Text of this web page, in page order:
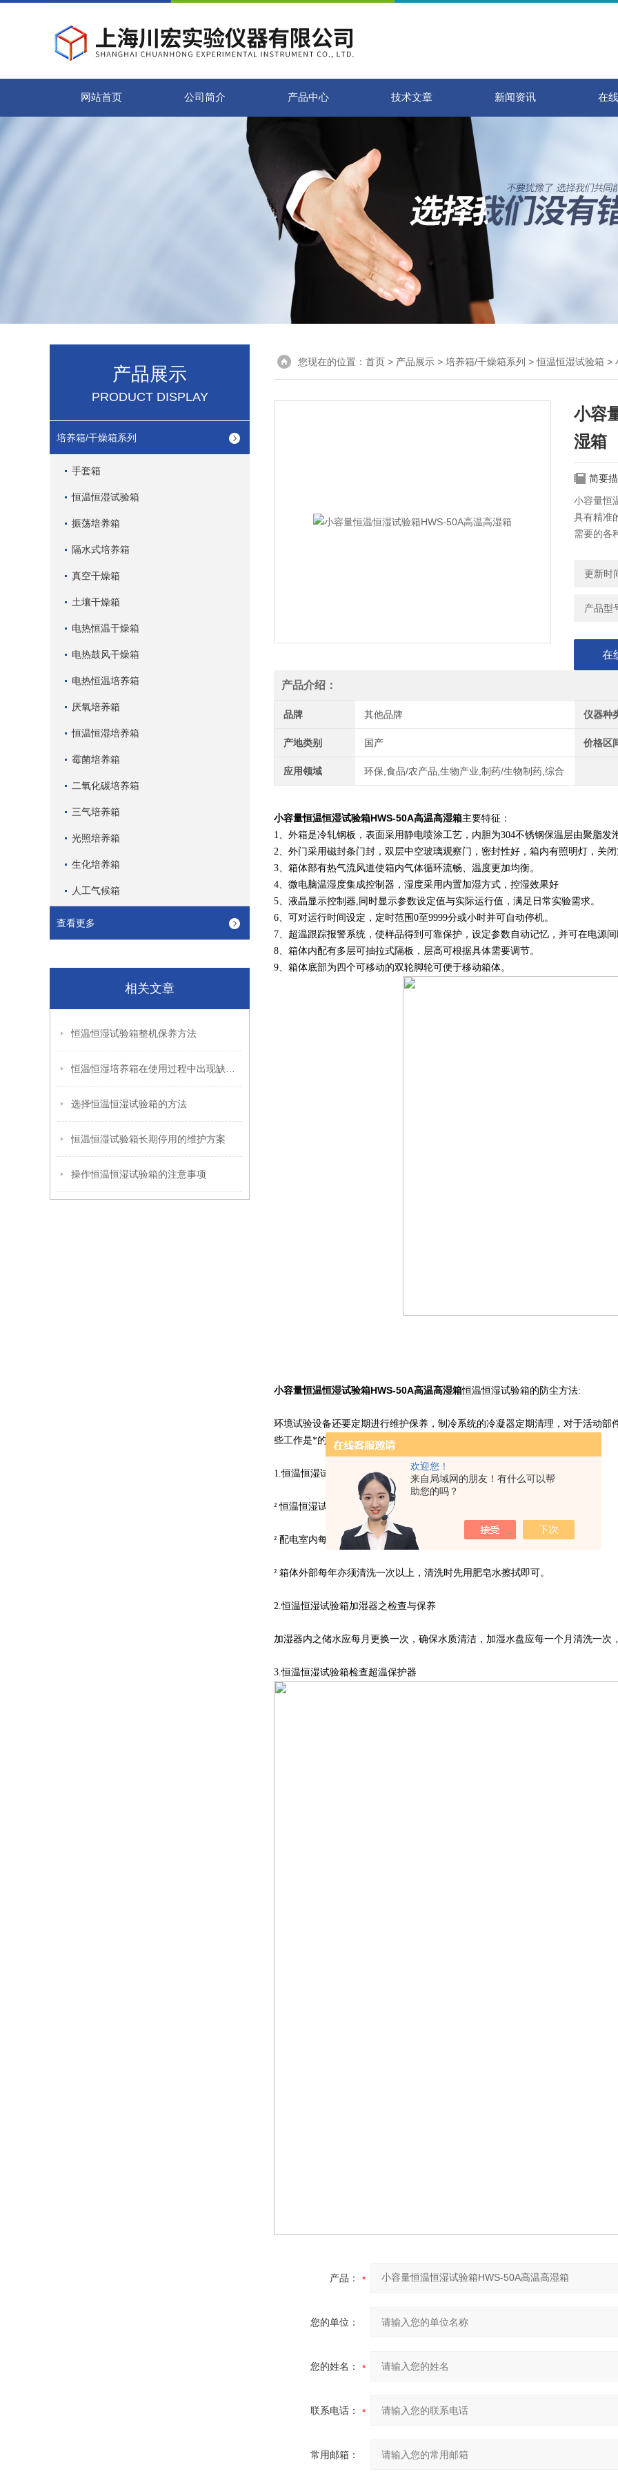
欢迎您！
来自局域网的朋友！有什么可以帮
助您的吗？
网站首页 公司简介 产品中心 技术文章 新闻资讯 在
您现在的位置： 首页 > 产品展示 > 培养箱/干燥箱系列 >恒温恒湿试验箱 >
小容
湿箱
简要描
小容量恒
具有精准
需要的各
物栽培的
更新时
产品型
在
产品介绍：
品牌 其他品牌 仪器种
产地类别 国产 价格区
应用领域 环保,食品/农产品,生物产业,制药/生物制药,综合
小容量恒温恒湿试验箱HWS-50A高温高湿箱主要特征：
1、外箱是冷轧钢板，表面采用静电喷涂工艺，内胆为304不锈钢保温层由聚脂发
2、外门采用磁封条门封，双层中空玻璃观察门，密封性好，箱内有照明灯，关
3、箱体部有热气流风道使箱内气体循环流畅、温度更加均衡。
4、微电脑温湿度集成控制器，湿度采用内置加湿方式，控湿效果好
5、液晶显示控制器,同时显示参数设定值与实际运行值，满足日常实验需求。
6、可对运行时间设定，定时范围0至9999分或小时并可自动停机。
7、超温跟踪报警系统，使样品得到可靠保护，设定参数自动记忆，并可在电源间
8、箱体内配有多层可抽拉式隔板，层高可根据具体需要调节。
9、箱体底部为四个可移动的双轮脚轮可便于移动箱体。
小容量恒温恒湿试验箱HWS-50A高温高湿箱恒温恒湿试验箱的防尘方法:
环境试验设备还要定期进行维护保养，制冷系统的冷凝器定期清理，对于活动
些工作是*的。
1.恒温恒湿试验箱箱体内外部的清洁与保养
² 恒温恒湿试验箱在操作前应先将内部杂质清除。
² 配电室内每年至少清洁一次以上，清洁时可利用吸尘器将室内灰尘吸除即可。
² 箱体外部每年亦须清洗一次以上，清洗时先用肥皂水擦拭即可。
2.恒温恒湿试验箱加湿器之检查与保养
加湿器内之储水应每月更换一次，确保水质清洁，加湿水盘应每一个月清洗一次
3.恒温恒湿试验箱检查超温保护器
产品：
您的单位：
您的姓名：
联系电话：
常用邮箱：
产品展示
PRODUCT DISPLAY
培养箱/干燥箱系列
手套箱
恒温恒湿试验箱
振荡培养箱
隔水式培养箱
真空干燥箱
土壤干燥箱
电热恒温干燥箱
电热鼓风干燥箱
电热恒温培养箱
厌氧培养箱
恒温恒湿培养箱
霉菌培养箱
二氧化碳培养箱
三气培养箱
光照培养箱
生化培养箱
人工气候箱
查看更多
相关文章
恒温恒湿试验箱整机保养方法
选择恒温恒湿试验箱的方法
恒温恒湿试验箱长期停用的维护方案
操作恒温恒湿试验箱的注意事项